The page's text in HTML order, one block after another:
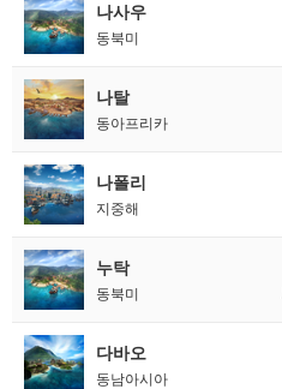
나사우
동북미
나탈
동아프리카
나폴리
지중해
누탁
동북미
다바오
동남아시아